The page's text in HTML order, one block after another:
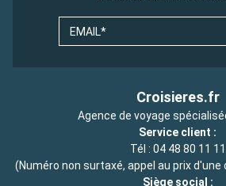
EMAIL*
Croisieres.fr
Agence de voyage
Service client :
Tél : 04 48 80 11 11
(Numéro non surtaxé, appel au prix
Siège social :